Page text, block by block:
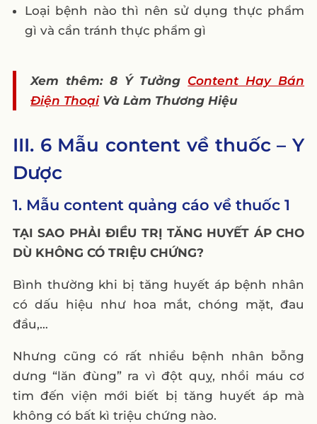
Loại bệnh nào thì nên sử dụng thực phẩm
gì và cần tránh thực phẩm gì
Xem thêm: 8 Ý Tưởng Content Hay Bán
Điện ThoạiVà Làm Thương Hiệu
III. 6 Mẫu content về thuốc – Y
Dược
1. Mẫu content quảng cáo về thuốc 1
TẠI SAO PHẢI ĐIỀU TRỊ TĂNG HUYẾT ÁP CHO
DÙ KHÔNG CÓ TRIỆU CHỨNG?
Bình thường khi bị tăng huyết áp bệnh nhân
có dấu hiệu như hoa mắt, chóng mặt, đau
đầu,…
Nhưng cũng có rất nhiều bệnh nhân bỗng
dưng “lăn đùng” ra vì đột quỵ, nhồi máu cơ
tim đến viện mới biết bị tăng huyết áp mà
không có bất kì triệu chứng nào.